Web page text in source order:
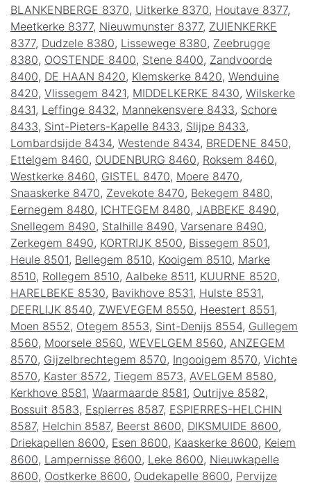
BLANKENBERGE 8370, Uitkerke 8370, Houtave 8377,
Meetkerke 8377, Nieuwmunster 8377, ZUIENKERKE
8377, Dudzele 8380, Lissewege 8380, Zeebrugge
8380, OOSTENDE 8400, Stene 8400, Zandvoorde
8400, DE HAAN 8420, Klemskerke 8420, Wenduine
8420, Vlissegem 8421, MIDDELKERKE 8430, Wilskerke
8431, Leffinge 8432 , Mannekensvere 8433, Schore
8433, Sint-Pieters-Kapelle 8433, Slijpe 8433,
Lombardsijde 8434, Westende 8434, BREDENE 8450,
Ettelgem 8460, OUDENBURG 8460, Roksem 8460,
Westkerke 8460, GISTEL 8470, Moere 8470,
Snaaskerke 8470, Zevekote 8470, Bekegem 8480,
Eernegem 8480, ICHTEGEM 8480, JABBEKE 8490,
Snellegem 8490, Stalhille 8490, Varsenare 8490,
Zerkegem 8490, KORTRIJK 8500, Bissegem 8501,
Heule 8501, Bellegem 8510, Kooigem 8510, Marke
8510, Rollegem 8510, Aalbeke 8511, KUURNE 8520,
HARELBEKE 8530, Bavikhove 8531, Hulste 8531,
DEERLIJK 8540, ZWEVEGEM 8550, Heestert 8551,
Moen 8552 , Otegem 8553, Sint-Denijs 8554, Gullegem
8560, Moorsele 8560, WEVELGEM 8560, ANZEGEM
8570, Gijzelbrechtegem 8570, Ingooigem 8570, Vichte
8570, Kaster 8572 , Tiegem 8573, AVELGEM 8580,
Kerkhove 8581, Waarmaarde 8581, Outrijve 8582 ,
Bossuit 8583, Espierres 8587, ESPIERRES-HELCHIN
8587, Helchin 8587, Beerst 8600, DIKSMUIDE 8600,
Driekapellen 8600, Esen 8600, Kaaskerke 8600, Keiem
8600, Lampernisse 8600, Leke 8600, Nieuwkapelle
8600, Oostkerke 8600, Oudekapelle 8600, Pervijze